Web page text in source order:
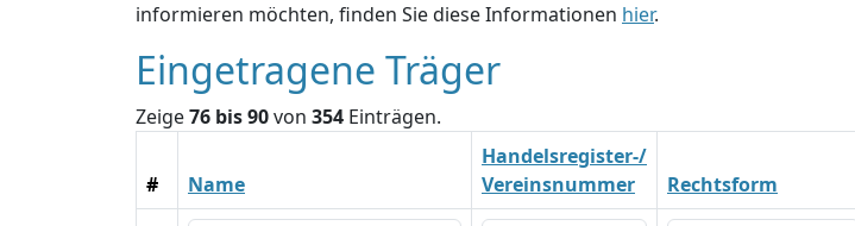
informieren möchten, finden Sie diese Informationen hier.
Eingetragene Träger
Zeige76 bis 90von 354 Einträgen.
# Name
Handelsregister-/
Vereinsnummer
Rechtsform